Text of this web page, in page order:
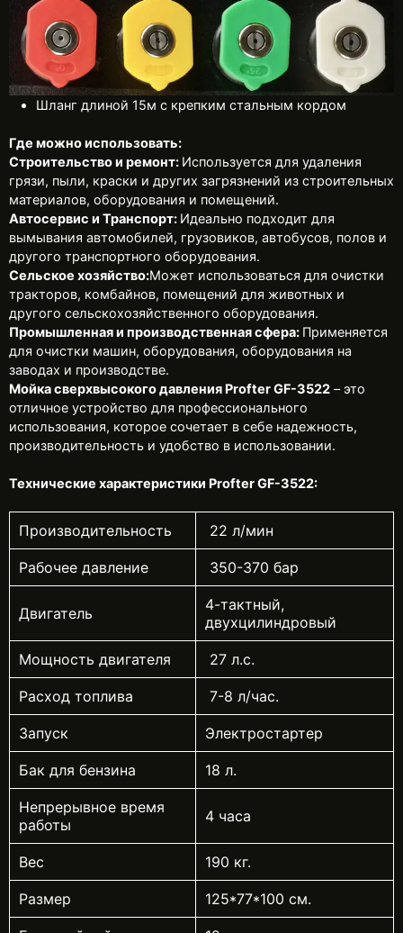
Шланг длиной 15м с крепким стальным кордом
Где можно использовать:
Строительство и ремонт: Используется для удаления
грязи, пыли, краски и других загрязнений из строительных
материалов, оборудования и помещений.
Автосервис и Транспорт: Идеально подходит для
вымывания автомобилей, грузовиков, автобусов, полов и
другого транспортного оборудования.
Сельское хозяйство:Может использоваться для очистки
тракторов, комбайнов, помещений для животных и
другого сельскохозяйственного оборудования.
Промышленная и производственная сфера: Применяется
для очистки машин, оборудования, оборудования на
заводах и производстве.
Мойка сверхвысокого давления Profter GF-3522 – это
отличное устройство для профессионального
использования, которое сочетает в себе надежность,
производительность и удобство в использовании.
Технические характеристики Profter GF-3522:
Производительность 22 л/мин
Рабочее давление 350-370 бар
Двигатель
4-тактный,
двухцилиндровый
Мощность двигателя 27 л.с.
Расход топлива 7-8 л/час.
Запуск Электростартер
Бак для бензина 18 л.
Непрерывное время
работы
4 часа
Вес 190 кг.
Размер 125*77*100 см.